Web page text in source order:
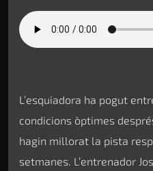
L’esquiadora ha pogut
condicions òptimes
hagin millorat la pista
setmanes. L’entrenador